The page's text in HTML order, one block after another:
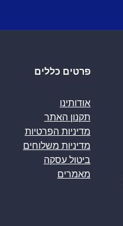
פרטים כללים
אודותינו
תקנון האתר
מדיניות הפרטיות
מדיניות משלוחים
ביטול עסקה
מאמרים